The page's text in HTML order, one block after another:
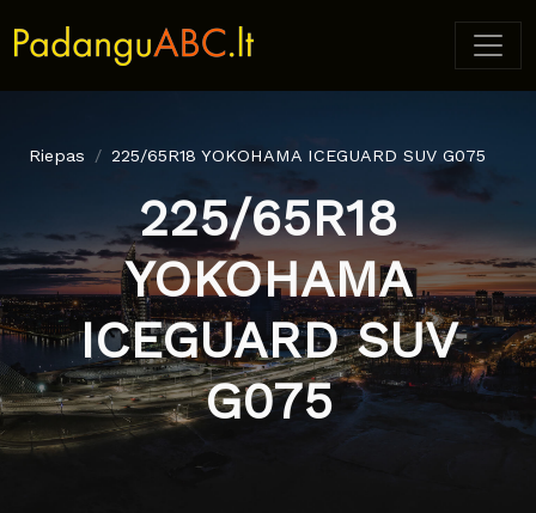
Riepas 225/65R18 YOKOHAMA ICEGUARD SUV G075
225/65R18
YOKOHAMA
ICEGUARD SUV
G075